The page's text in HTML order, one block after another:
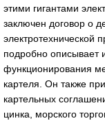
этими гигантами
заключен договор о
электротехнической
подробно описывает
функционирования
картеля. Он также
картельных
цинка, морского